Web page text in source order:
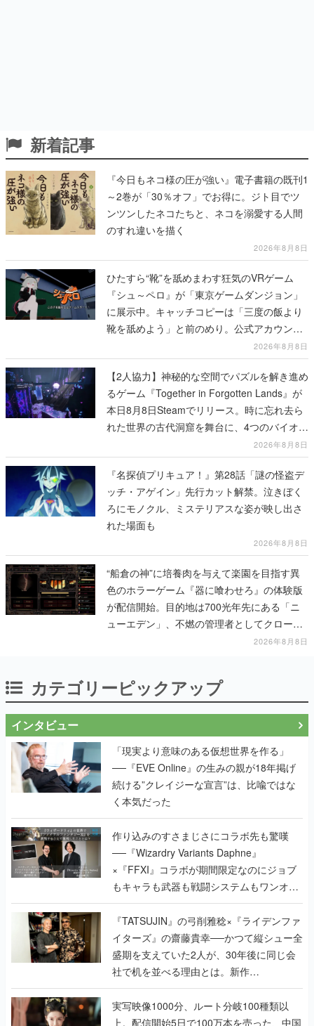
新着記事
『今日もネコ様の圧が強い』電子書籍の既刊1
～2巻が「30％オフ」でお得に。ジト目でツ
ンツンしたネコたちと、ネコを溺愛する人間
のすれ違いを描く
2026年8月8日
ひたすら“靴”を舐めまわす狂気のVRゲーム
『シュ～ペロ』が「東京ゲームダンジョン」
に展示中。キャッチコピーは「三度の飯より
靴を舐めよう」と前のめり。公式アカウント
も開設され、2026年リリースに向けて開発中
2026年8月8日
【2人協力】神秘的な空間でパズルを解き進め
るゲーム『Together in Forgotten Lands』が
本日8月8日Steamでリリース。時に忘れ去ら
れた世界の古代洞窟を舞台に、4つのバイオー
2026年8月8日
『名探偵プリキュア！』第28話「謎の怪盗デ
ッチ・アゲイン」先行カット解禁。泣きぼく
ろにモノクル、ミステリアスな姿が映し出さ
れた場面も
2026年8月8日
“船倉の神”に培養肉を与えて楽園を目指す異
色のホラーゲーム『器に喰わせろ』の体験版
が配信開始。目的地は700光年先にある「ニ
ューエデン」、不燃の管理者としてクローン
人間を増やし、加工して神に捧げる2026年8月8日
カテゴリーピックアップ
インタビュー
「現実より意味のある仮想世界を作る」
──『EVE Online』の生みの親が18年掲げ
続ける”クレイジーな宣言”は、比喩ではな
く本気だった
作り込みのすさまじさにコラボ先も驚嘆
──『Wizardry Variants Daphne』
×『FFXI』コラボが期間限定なのにジョブ
もキャラも武器も戦闘システムもワンオフ
で作り込まれた理由を両ディレクターに聞
く
『TATSUJIN』の弓削雅稔×『ライデンファ
イターズ』の齋藤貴幸──かつて縦シュー全
盛期を支えていた2人が、30年後に同じ会
社で机を並べる理由とは。新作
『TATSUJIN EXTREME』で初タッグを組
んだレジェンド2人に訊く開発秘話
実写映像1000分、ルート分岐100種類以
上。配信開始5日で100万本を売った、中国